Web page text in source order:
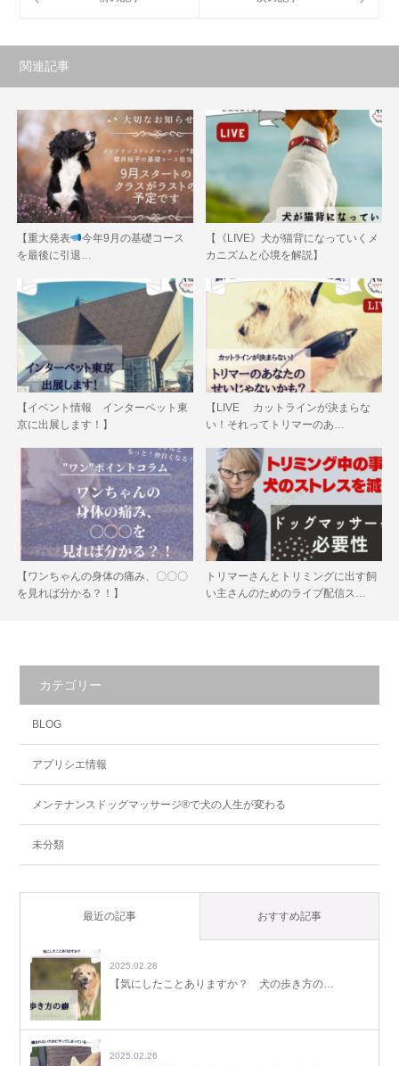
関連記事
【重大発表
今年9月の基礎コース
を最後に引退…
【《LIVE》犬が猫背になっていくメ
カニズムと心境を解説】
【イベント情報 インターペット東
京に出展します！】
【LIVE カットラインが決まらな
い！それってトリマーのあ…
【ワンちゃんの身体の痛み、〇〇〇
を見れば分かる？！】
トリマーさんとトリミングに出す飼
い主さんのためのライブ配信ス…
カテゴリー
BLOG
アプリシエ情報
メンテナンスドッグマッサージ®で犬の人生が変わる
未分類
最近の記事 おすすめ記事
2025.02.28
【気にしたことありますか？ 犬の歩き方の…
2025.02.26